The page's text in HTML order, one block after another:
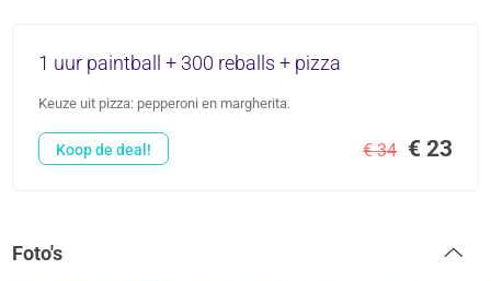
1 uur paintball + 300 reballs + pizza
Keuze uit pizza: pepperoni en margherita.
€ 34 € 23
Koop de deal!
Foto's